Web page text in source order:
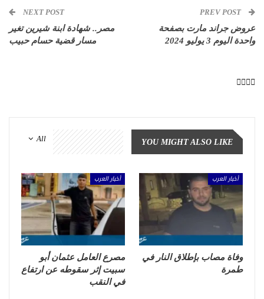
PREV POST
عروض جراند مارت بصفحة
واحدة اليوم 3 يوليو 2024
NEXT POST
مصر.. شهادة ابنة شيرين تغير
مسار قضية حسام حبيب
All YOU MIGHT ALSO LIKE
أخبار العرب
وفاة مصاب بإطلاق النار في
طمرة
أخبار العرب
مصرع العامل عثمان أبو
سبيت إثر سقوطه عن ارتفاع
في النقب